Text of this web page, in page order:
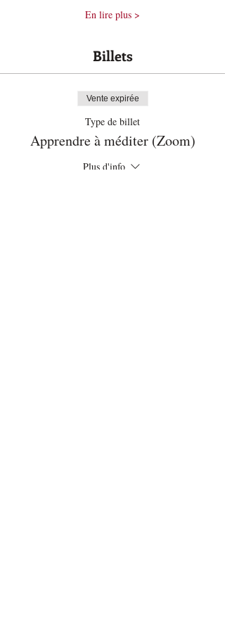
En lire plus >
Billets
Vente expirée
Type de billet
Apprendre à méditer (Zoom)
Plus d'info